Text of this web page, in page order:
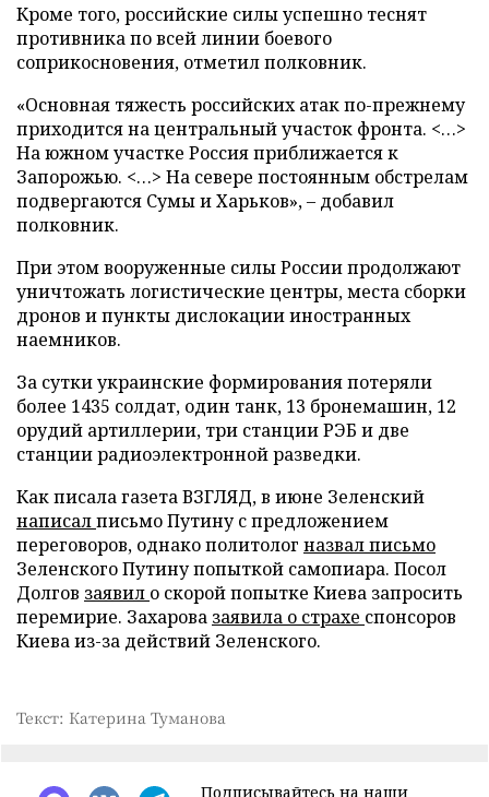
Кроме того, российские силы успешно теснят
противника по всей линии боевого
соприкосновения, отметил полковник.
«Основная тяжесть российских атак по-прежнему
приходится на центральный участок фронта. <…>
На южном участке Россия приближается к
Запорожью. <…> На севере постоянным обстрелам
подвергаются Сумы и Харьков», – добавил
полковник.
При этом вооруженные силы России продолжают
уничтожать логистические центры, места сборки
дронов и пункты дислокации иностранных
наемников.
За сутки украинские формирования потеряли
более 1435 солдат, один танк, 13 бронемашин, 12
орудий артиллерии, три станции РЭБ и две
станции радиоэлектронной разведки.
Как писала газета ВЗГЛЯД, в июне Зеленский
написалписьмо Путину с предложением
переговоров, однако политолог назвал письмо
Зеленского Путину попыткой самопиара. Посол
Долгов заявил о скорой попытке Киева запросить
перемирие. Захарова заявила о страхе спонсоров
Киева из-за действий Зеленского.
Текст: Катерина Туманова
Подписывайтесь на наши